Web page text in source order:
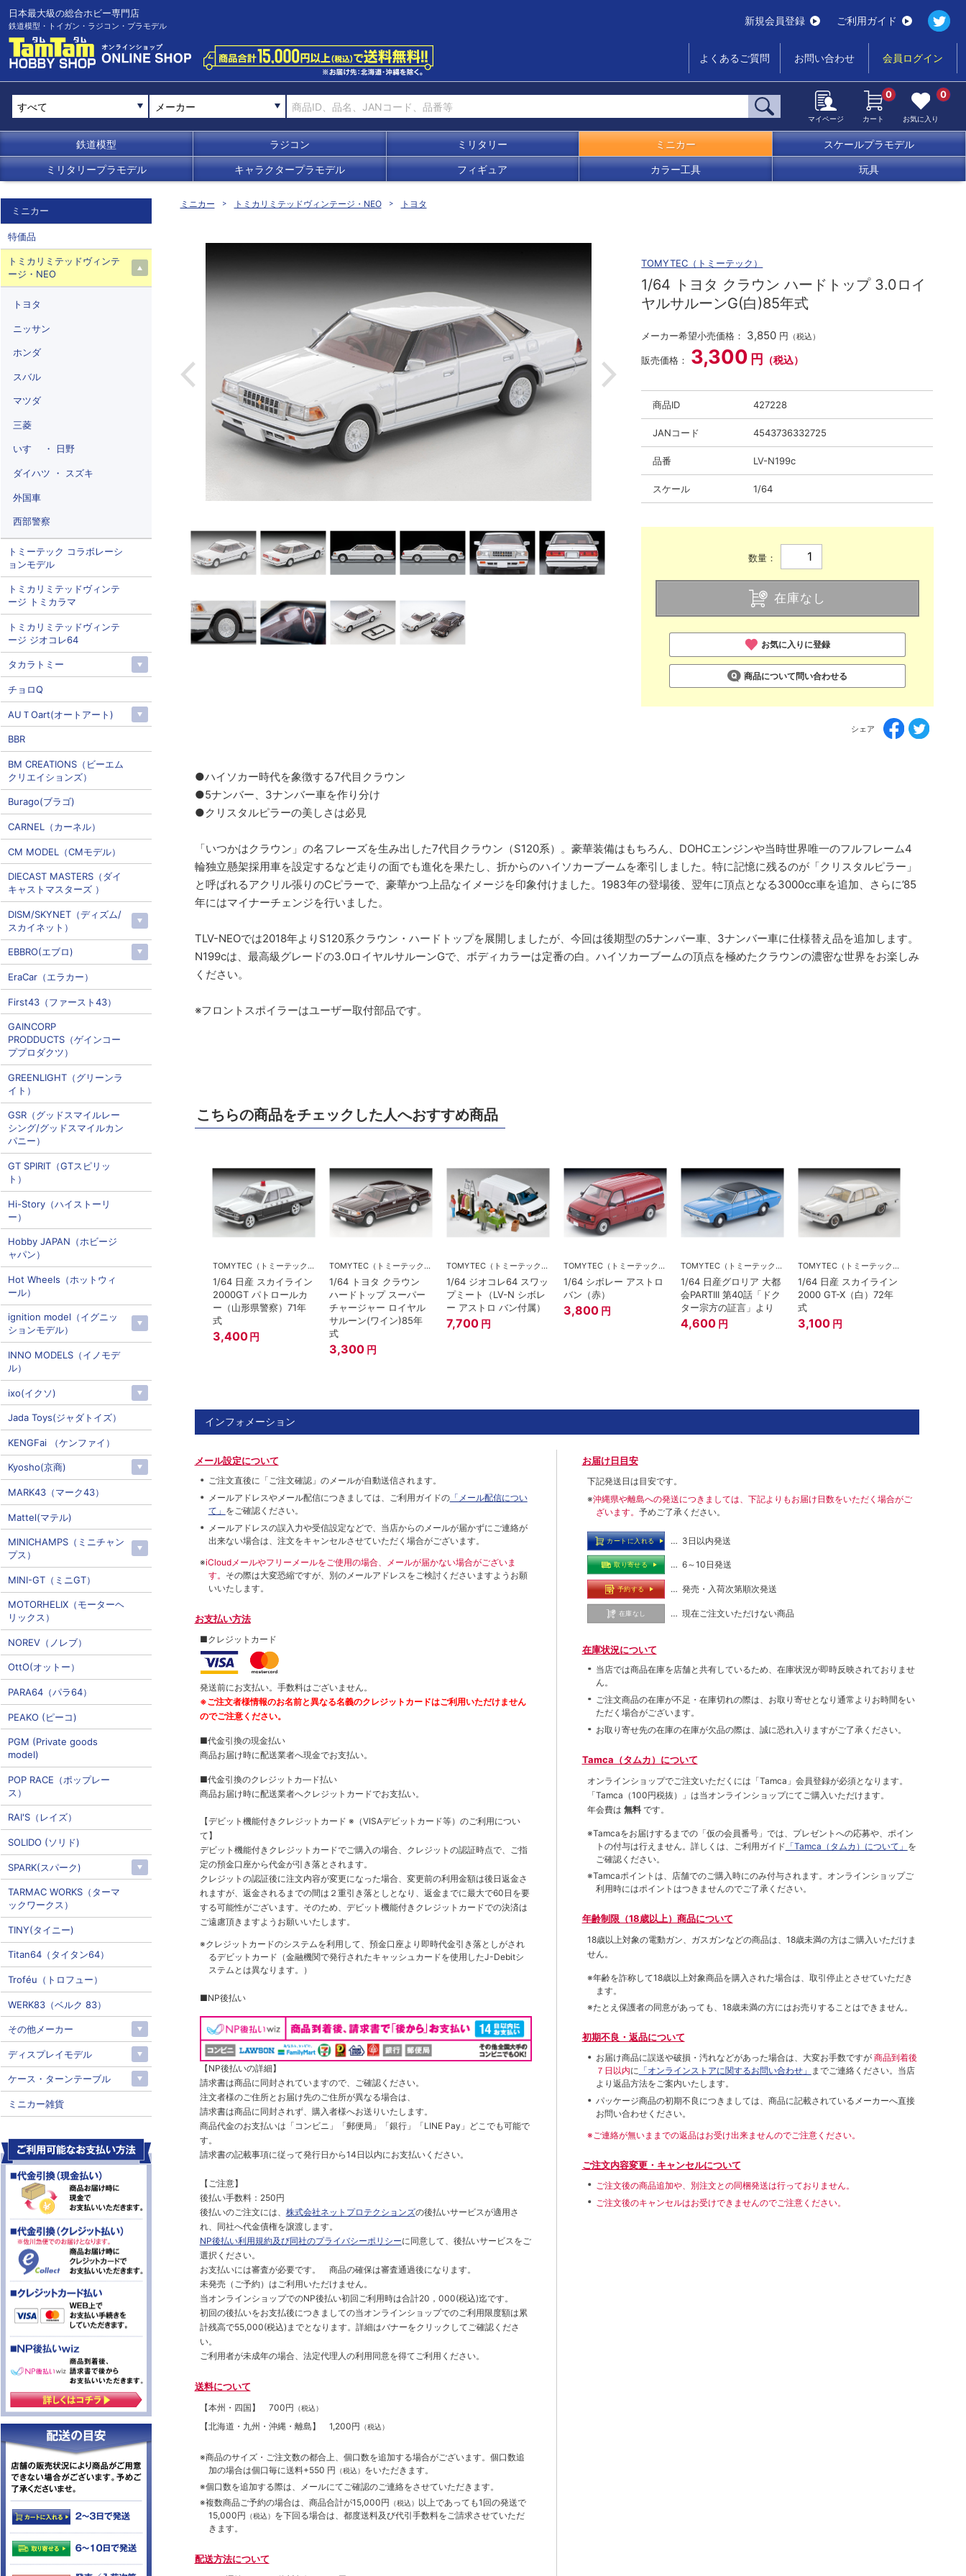
日本最大級の総合ホビー専門店
鉄道模型・トイガン・ラジコン・プラモデル 新規会員登録 ご利用ガイド
よくあるご質問 お問い合わせ 会員ログイン
メーカー
マイページ カート
0
お気に入り
0
鉄道模型 ラジコン ミリタリー ミニカー スケールプラモデル
ミリタリープラモデル キャラクタープラモデル フィギュア カラー工具 玩具
ミニカー トミカリミテッドヴィンテージ・NEO トヨタ
TOMYTEC（トミーテック）
1/64 トヨタ クラウン ハードトップ 3.0ロイ
ヤルサルーンG(白)85年式
メーカー希望小売価格： 3,850 円 （税込）
販売価格： 3,300 円 （税込）
商品ID 427228
JANコード 4543736332725
品番 LV-N199c
スケール 1/64
数量：
在庫なし
お気に入りに登録
商品について問い合わせる
シェア
●ハイソカー時代を象徴する7代目クラウン
●5ナンバー、3ナンバー車を作り分け
●クリスタルピラーの美しさは必見
「いつかはクラウン」の名フレーズを生み出した7代目クラウン（S120系）。豪華装備はもちろん、DOHCエンジンや当時世界唯一のフルフレーム4
輪独立懸架採用車を設定するなど走りの面でも進化を果たし、折からのハイソカーブームを牽引しました。特に記憶に残るのが「クリスタルピラー」
と呼ばれるアクリル張りのCピラーで、豪華かつ上品なイメージを印象付けました。1983年の登場後、翌年に頂点となる3000cc車を追加、さらに’85
年にはマイナーチェンジを行いました。
TLV-NEOでは2018年よりS120系クラウン・ハードトップを展開しましたが、今回は後期型の5ナンバー車、3ナンバー車に仕様替え品を追加します。
N199cは、最高級グレードの3.0ロイヤルサルーンGで、ボディカラーは定番の白。ハイソカーブームの頂点を極めたクラウンの濃密な世界をお楽しみ
ください。
※フロントスポイラーはユーザー取付部品です。
こちらの商品をチェックした人へおすすめ商品
TOMYTEC（トミーテック）
1/64 日産 スカイライン
2000GT パトロールカ
ー（山形県警察）71年
式
3,400 円
TOMYTEC（トミーテック）
1/64 トヨタ クラウン
ハードトップ スーパー
チャージャー ロイヤル
サルーン(ワイン)85年
式
3,300 円
TOMYTEC（トミーテック）
1/64 ジオコレ64 スワッ
プミート（LV-N シボレ
ー アストロ バン付属）
7,700 円
TOMYTEC（トミーテック）
1/64 シボレー アストロ
バン（赤）
3,800 円
TOMYTEC（トミーテック）
1/64 日産グロリア 大都
会PARTIII 第40話「ドク
ター宗方の証言」より
4,600 円
TOMYTEC（トミーテック）
1/64 日産 スカイライン
2000 GT-X（白）72年
式
3,100 円
インフォメーション
メール設定について
ご注文直後に「ご注文確認」のメールが自動送信されます。
メールアドレスやメール配信につきましては、ご利用ガイドの「メール配信につい
て」 をご確認ください。
メールアドレスの誤入力や受信設定などで、当店からのメールが届かずにご連絡が
出来ない場合は、注文をキャンセルさせていただく場合がございます。
※iCloudメールやフリーメールをご使用の場合、メールが届かない場合がございま
す。 その際は大変恐縮ですが、別のメールアドレスをご検討くださいますようお願
いいたします。
お支払い方法
■クレジットカード
発送前にお支払い。手数料はございません。
※ご注文者様情報のお名前と異なる名義のクレジットカードはご利用いただけません
のでご注意ください。
■代金引換の現金払い
商品お届け時に配送業者へ現金でお支払い。
■代金引換のクレジットカ―ド払い
商品お届け時に配送業者へクレジットカードでお支払い。
【デビット機能付きクレジットカード ※（VISAデビットカード等） のご利用につい
て】
デビット機能付きクレジットカードでご購入の場合、クレジットの認証時点で、ご指
定の預金口座から代金が引き落とされます。
クレジットの認証後に注文内容が変更になった場合、変更前の利用金額は後日返金さ
れますが、返金されるまでの間は２重引き落としとなり、返金までに最大で60日を要
する可能性がございます。そのため、デビット機能付きクレジットカードでの決済は
ご遠慮頂きますようお願いいたします。
※クレジットカードのシステムを利用して、預金口座より即時代金引き落としがされ
るデビットカード（金融機関で発行されたキャッシュカードを使用したJ-Debitシ
ステムとは異なります。）
■NP後払い
【NP後払いの詳細】
請求書は商品に同封されていますので、ご確認ください。
注文者様のご住所とお届け先のご住所が異なる場合は、
請求書は商品に同封されず、購入者様へお送りいたします。
商品代金のお支払いは「コンビニ」「郵便局」「銀行」「LINE Pay」どこでも可能で
す。
請求書の記載事項に従って発行日から14日以内にお支払いください。
【ご注意】
後払い手数料：250円
後払いのご注文には、 株式会社ネットプロテクションズの後払いサービスが適用さ
れ、同社へ代金債権を譲渡します。
NP後払い利用規約及び同社のプライバシーポリシーに同意して、後払いサービスをご
選択ください。
お支払いには審査が必要です。 商品の確保は審査通過後になります。
未発売（ご予約）はご利用いただけません。
当オンラインショップでのNP後払い初回ご利用時は合計20，000(税込)迄です。
初回の後払いをお支払後につきましての当オンラインショップでのご利用限度額は累
計残高で55,000(税込)までとなります。詳細はバナーをクリックしてご確認くださ
い。
ご利用者が未成年の場合、法定代理人の利用同意を得てご利用ください。
送料について
【本州・四国】 700円 （税込）
【北海道・九州・沖縄・離島】 1,200円 （税込）
※商品のサイズ・ご注文数の都合上、個口数を追加する場合がございます。個口数追
加の場合は個口毎に送料+550 円 （税込） をいただきます。
※個口数を追加する際は、メールにてご確認のご連絡をさせていただきます。
※複数商品ご予約の場合は、商品合計が15,000円 （税込） 以上であっても1回の発送で
15,000円 （税込） を下回る場合は、都度送料及び代引手数料をご請求させていただ
きます。
配送方法について
お届け日目安
下記発送日は目安です。
※沖縄県や離島への発送につきましては、下記よりもお届け日数をいただく場合がご
ざいます。 予めご了承ください。
カートに入れる … 3日以内発送
取り寄せる … 6～10日発送
予約する … 発売・入荷次第順次発送
在庫なし … 現在ご注文いただけない商品
在庫状況について
当店では商品在庫を店舗と共有しているため、在庫状況が即時反映されておりませ
ん。
ご注文商品の在庫が不足・在庫切れの際は、お取り寄せとなり通常よりお時間をい
ただく場合がございます。
お取り寄せ先の在庫の在庫が欠品の際は、誠に恐れ入りますがご了承ください。
Tamca（タムカ）について
オンラインショップでご注⽂いただくには「Tamca」会員登録が必須となります。
「Tamca （100円税抜）
」は当オンラインショップにてご購⼊いただけます。
年会費は 無料 です。
※Tamcaをお届けするまでの「仮の会員番号」では、プレゼントへの応募や、ポイン
トの付与は⾏えません。詳しくは、ご利⽤ガイド 「Tamca（タムカ）について」 を
ご確認ください。
※Tamcaポイントは、店舗でのご購⼊時にのみ付与されます。オンラインショップご
利用時にはポイントはつきませんのでご了承ください。
年齢制限（18歳以上）商品について
18歳以上対象の電動ガン、ガスガンなどの商品は、18歳未満の方はご購入いただけま
せん。
※年齢を詐称して18歳以上対象商品を購入された場合は、取引停止とさせていただき
ます。
※たとえ保護者の同意があっても、18歳未満の方にはお売りすることはできません。
初期不良・返品について
お届け商品に誤送や破損・汚れなどがあった場合は、大変お手数ですが 商品到着後
７日以内に 「オンラインストアに関するお問い合わせ」 までご連絡ください。当店
より返品方法をご案内いたします。
パッケージ商品の初期不良につきましては、商品に記載されているメーカーへ直接
お問い合わせください。
※ご連絡が無いままでの返品はお受け出来ませんのでご注意ください。
ご注文内容変更・キャンセルについて
ご注文後の商品追加や、別注文との同梱発送は行っておりません。
ご注文後のキャンセルはお受けできませんのでご注意ください。
ミニカー
特価品
トミカリミテッドヴィンテ
ージ・NEO
トヨタ
ニッサン
ホンダ
スバル
マツダ
三菱
いすゞ ・ 日野
ダイハツ ・ スズキ
外国車
西部警察
トミーテック コラボレーシ
ョンモデル
トミカリミテッドヴィンテ
ージ トミカラマ
トミカリミテッドヴィンテ
ージ ジオコレ64
タカラトミー
チョロQ
AUＴOart(オートアート)
BBR
BM CREATIONS（ビーエム
クリエイションズ）
Burago(ブラゴ)
CARNEL（カーネル）
CM MODEL（CMモデル）
DIECAST MASTERS（ダイ
キャストマスターズ ）
DISM/SKYNET（ディズム/
スカイネット）
EBBRO(エブロ)
EraCar（エラカー）
First43（ファースト43）
GAINCORP
PRODDUCTS（ゲインコー
ププロダクツ）
GREENLIGHT（グリーンラ
イト）
GSR（グッドスマイルレー
シング/グッドスマイルカン
パニー）
GT SPIRIT（GTスピリッ
ト）
Hi-Story（ハイストーリ
ー）
Hobby JAPAN（ホビージ
ャパン）
Hot Wheels（ホットウィ
ール）
ignition model（イグニッ
ションモデル）
INNO MODELS（イノモデ
ル）
ixo(イクソ)
Jada Toys(ジャダトイズ）
KENGFai （ケンファイ）
Kyosho(京商)
MARK43（マーク43）
Mattel(マテル)
MINICHAMPS（ミニチャン
プス）
MINI-GT（ミニGT）
MOTORHELIX（モーターヘ
リックス）
NOREV（ノレブ）
OttO(オットー）
PARA64（パラ64）
PEAKO (ピーコ)
PGM (Private goods
model)
POP RACE（ポップレー
ス）
RAI'S（レイズ）
SOLIDO (ソリド)
SPARK(スパーク)
TARMAC WORKS（ターマ
ックワークス）
TINY(タイニー)
Titan64（タイタン64）
Troféu（トロフュー）
WERK83（ベルク 83）
その他メーカー
ディスプレイモデル
ケース・ターンテーブル
ミニカー雑貨